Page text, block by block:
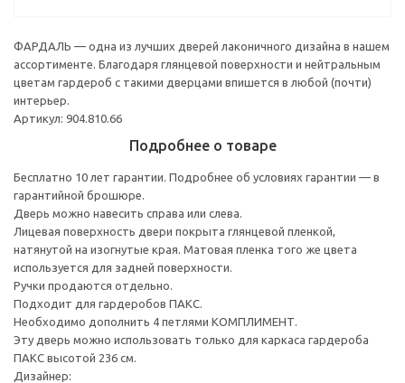
ФАРДАЛЬ — одна из лучших дверей лаконичного дизайна в нашем
ассортименте. Благодаря глянцевой поверхности и нейтральным
цветам гардероб с такими дверцами впишется в любой (почти)
интерьер.
Артикул: 904.810.66
Подробнее о товаре
Бесплатно 10 лет гарантии. Подробнее об условиях гарантии — в
гарантийной брошюре.
Дверь можно навесить справа или слева.
Лицевая поверхность двери покрыта глянцевой пленкой,
натянутой на изогнутые края. Матовая пленка того же цвета
используется для задней поверхности.
Ручки продаются отдельно.
Подходит для гардеробов ПАКС.
Необходимо дополнить 4 петлями КОМПЛИМЕНТ.
Эту дверь можно использовать только для каркаса гардероба
ПАКС высотой 236 см.
Дизайнер: